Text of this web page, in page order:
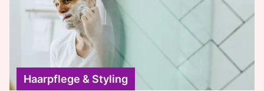
Haarpflege & Styling